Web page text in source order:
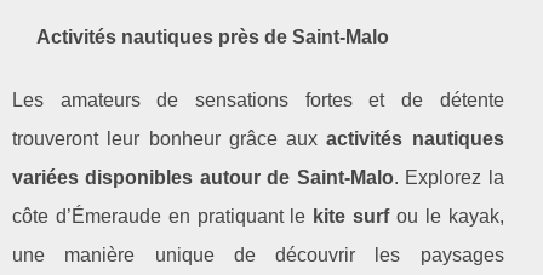
Activités nautiques près de Saint-Malo
Les amateurs de sensations fortes et de détente
trouveront leur bonheur grâce auxactivités nautiques
variées disponibles autour de Saint-Malo. Explorez la
côte d’Émeraude en pratiquant le kite surfou le kayak,
une manière unique de découvrir les paysages